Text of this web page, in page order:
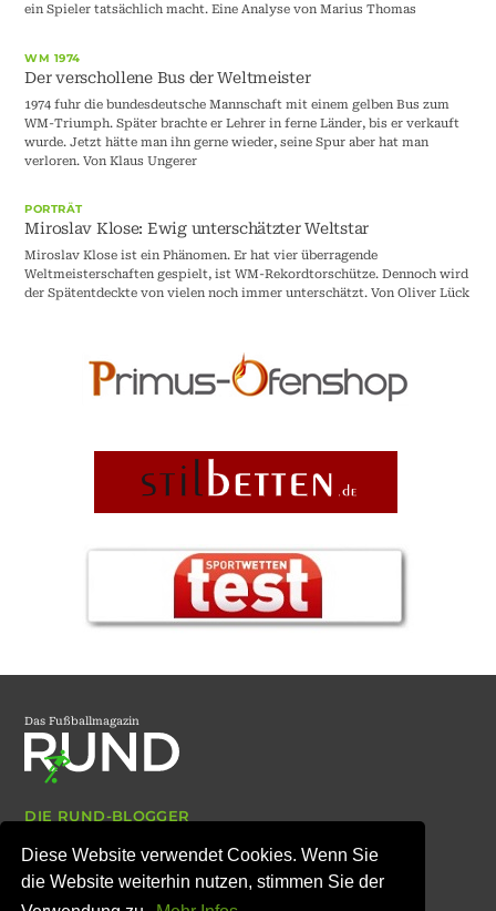
Diese Website verwendet Cookies. Wenn Sie
die Website weiterhin nutzen, stimmen Sie der
ein Spieler tatsächlich macht. Eine Analyse von Marius Thomas
WM 1974
Der verschollene Bus der Weltmeister
1974 fuhr die bundesdeutsche Mannschaft mit einem gelben Bus zum
WM-Triumph. Später brachte er Lehrer in ferne Länder, bis er verkauft
wurde. Jetzt hätte man ihn gerne wieder, seine Spur aber hat man
verloren. Von Klaus Ungerer
PORTRÄT
Miroslav Klose: Ewig unterschätzter Weltstar
Miroslav Klose ist ein Phänomen. Er hat vier überragende
Weltmeisterschaften gespielt, ist WM-Rekordtorschütze. Dennoch wird
der Spätentdeckte von vielen noch immer unterschätzt. Von Oliver Lück
Das Fußballmagazin
DIE RUND-BLOGGER
IMPRESSUM
DATENSCHUTZ